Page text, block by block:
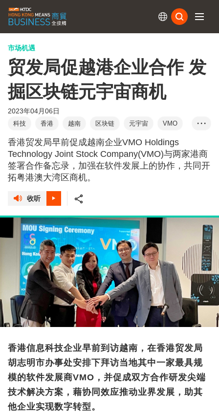
市场机遇
贸发局促越港企业合作 发
掘区块链元宇宙商机
2023年04月06日
科技 香港 越南 区块链 元宇宙
VMO
大湾区
刘会平 web3.0 爱思创
创智元
社交媒体
电子商贸 人工智能 数码转型
• • •
香港贸发局早前促成越南企业VMO Holdings
Technology Joint Stock Company(VMO)与两家港商
签署合作备忘录，加强在软件发展上的协作，共同开
拓粤港澳大湾区商机。
收听
香港信息科技企业早前到访越南，在香港贸发局
胡志明市办事处安排下拜访当地其中一家最具规
模的软件发展商VMO，并促成双方合作研发尖端
技术解决方案，藉协同效应推动业界发展，助其
他企业实现数字转型。